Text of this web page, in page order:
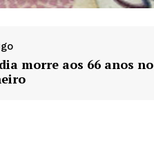
morre aos 66 anos no